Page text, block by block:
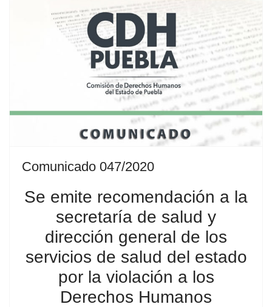
Comunicado 047/2020
Se emite recomendación a la
secretaría de salud y
dirección general de los
servicios de salud del estado
por la violación a los
Derechos Humanos